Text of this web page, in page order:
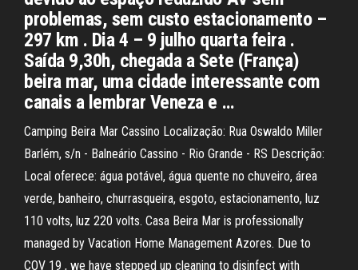
problemas, sem custo estacionamento –
297 km . Dia 4 – 9 julho quarta feira .
Saída 9,30h, chegada a Sete (França)
beira mar, uma cidade interessante com
canais a lembrar Veneza e …
Camping Beira Mar Cassino Localização: Rua Oswaldo Miller
Barlém, s/n - Balneário Cassino - Rio Grande - RS Descrição:
Local oferece: água potável, água quente no chuveiro, área
verde, banheiro, churrasqueira, esgoto, estacionamento, luz
110 volts, luz 220 volts. Casa Beira Mar is professionally
managed by Vacation Home Management Azores. Due to
COV 19 , we have stepped up cleaning to disinfect with